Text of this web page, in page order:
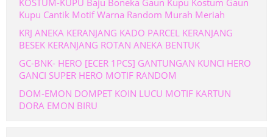
KOSTUM-KUPU Baju Boneka Gaun Kupu Kostum Gaun
Kupu Cantik Motif Warna Random Murah Meriah
KRJ ANEKA KERANJANG KADO PARCEL KERANJANG
BESEK KERANJANG ROTAN ANEKA BENTUK
GC-BNK- HERO [ECER 1PCS] GANTUNGAN KUNCI HERO
GANCI SUPER HERO MOTIF RANDOM
DOM-EMON DOMPET KOIN LUCU MOTIF KARTUN
DORA EMON BIRU